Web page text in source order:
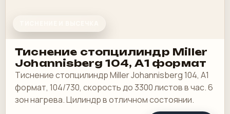
Тиснение стопцилиндр Miller
Johannisberg 104, А1 формат
Тиснение стопцилиндр Miller Johannisberg 104, А1
формат, 104/730, скорость до 3300 листов в час. 6
зон нагрева. Цилиндр в отличном состоянии.